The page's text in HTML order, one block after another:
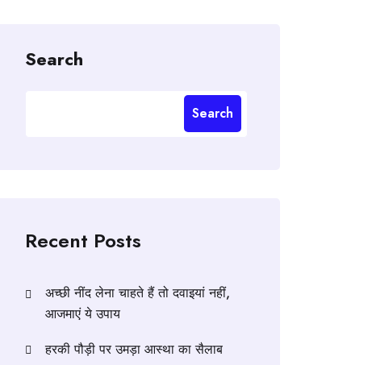
Search
Search
Recent Posts
अच्छी नींद लेना चाहते हैं तो दवाइयां नहीं,
आजमाएं ये उपाय
हरकी पौड़ी पर उमड़ा आस्था का सैलाब